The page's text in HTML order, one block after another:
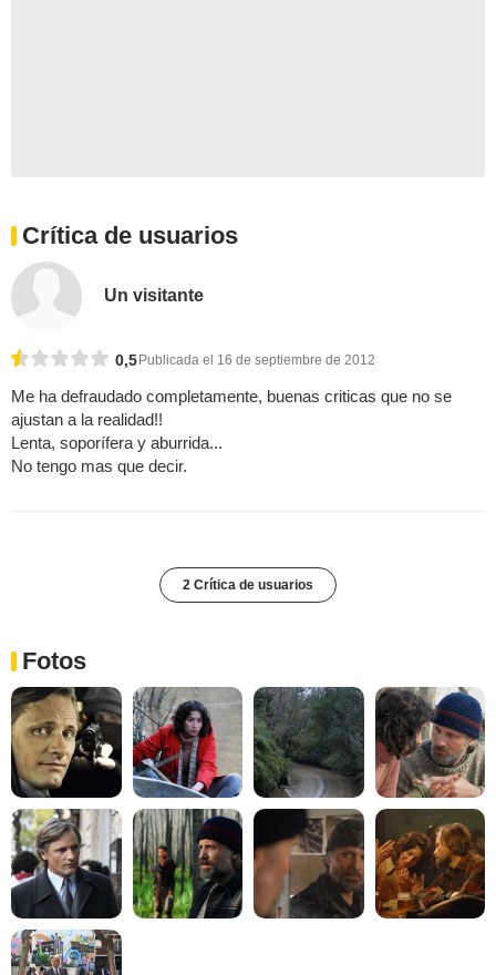
Crítica de usuarios
Un visitante
0,5 Publicada el 16 de septiembre de 2012
Me ha defraudado completamente, buenas criticas que no se
ajustan a la realidad!!
Lenta, soporífera y aburrida...
No tengo mas que decir.
2 Crítica de usuarios
Fotos